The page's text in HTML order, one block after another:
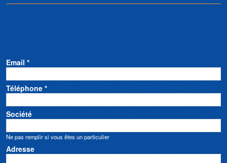
Email *
Téléphone *
Société
Ne pas remplir si vous êtes un particulier
Adresse